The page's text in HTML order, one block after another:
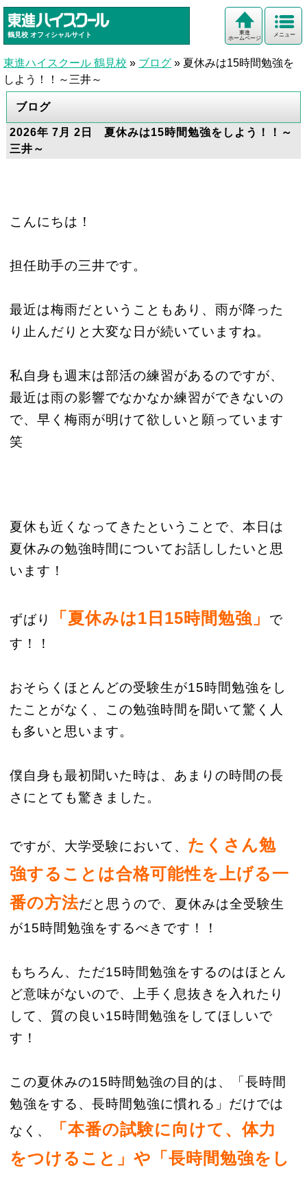
鶴見校 オフィシャルサイト メニュー
東進
ホームページ
東進ハイスクール 鶴見校 » ブログ » 夏休みは15時間勉強を
しよう！！～三井～
ブログ
2026年 7月 2日 夏休みは15時間勉強をしよう！！～
三井～
こんにちは！
担任助手の三井です。
最近は梅雨だということもあり、雨が降った
り止んだりと大変な日が続いていますね。
私自身も週末は部活の練習があるのですが、
最近は雨の影響でなかなか練習ができないの
で、早く梅雨が明けて欲しいと願っています
笑
夏休も近くなってきたということで、本日は
夏休みの勉強時間についてお話ししたいと思
います！
ずばり 「夏休みは1日15時間勉強」
で
す！！
おそらくほとんどの受験生が15時間勉強をし
たことがなく、この勉強時間を聞いて驚く人
も多いと思います。
僕自身も最初聞いた時は、あまりの時間の長
さにとても驚きました。
ですが、大学受験において、 たくさん勉
強することは合格可能性を上げる一
番の方法だと思うので、夏休みは全受験生
が15時間勉強をするべきです！！
もちろん、ただ15時間勉強をするのはほとん
ど意味がないので、上手く息抜きを入れたり
して、質の良い15時間勉強をしてほしいで
す！
この夏休みの15時間勉強の目的は、「長時間
勉強をする、長時間勉強に慣れる」だけでは
なく、
「本番の試験に向けて、体力
をつけること」や「長時間勉強をし